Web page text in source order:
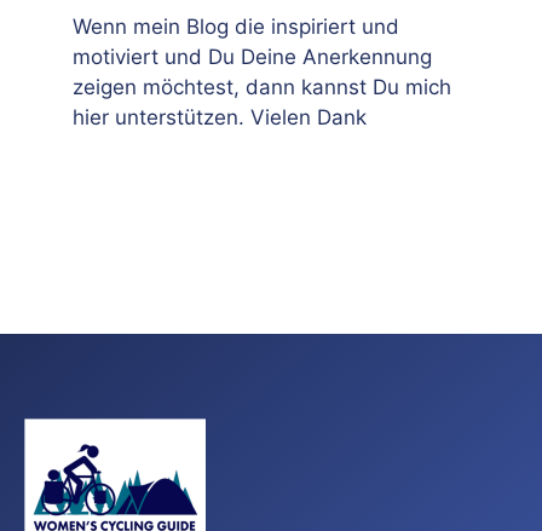
Wenn mein Blog die inspiriert und
motiviert und Du Deine Anerkennung
zeigen möchtest, dann kannst Du mich
hier unterstützen. Vielen Dank